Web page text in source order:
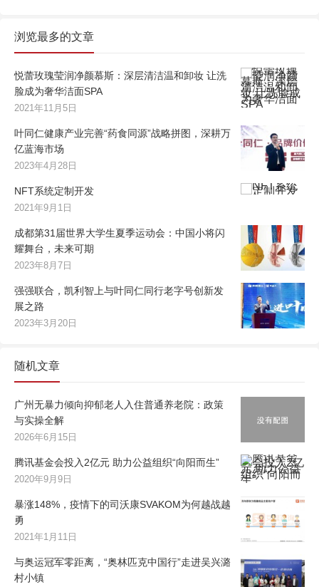
浏览最多的文章
悦蕾玫瑰莹润净颜慕斯：深层清洁温和卸妆 让洗
脸成为奢华洁面SPA
2021年11月5日
叶同仁健康产业完善“药食同源”战略拼图，深耕万
亿蓝海市场
2023年4月28日
NFT系统定制开发
2021年9月1日
成都第31届世界大学生夏季运动会：中国小将闪
耀舞台，未来可期
2023年8月7日
强强联合，凯利智上与叶同仁同行老字号创新发
展之路
2023年3月20日
随机文章
广州无暴力倾向抑郁老人入住普通养老院：政策
与实操全解
2026年6月15日
腾讯基金会投入2亿元 助力公益组织“向阳而生”
2020年9月9日
暴涨148%，疫情下的司沃康SVAKOM为何越战越
勇
2021年1月11日
与奥运冠军零距离，“奥林匹克中国行”走进吴兴潞
村小镇